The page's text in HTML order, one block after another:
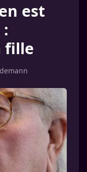
est
fille